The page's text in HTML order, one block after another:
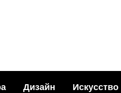
бывают обломы
Дизайн Искусство